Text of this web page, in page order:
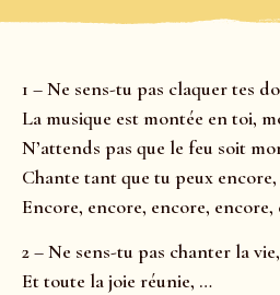
1 – Ne sens-tu pas claquer tes
La musique est montée en toi,
N’attends pas que le feu soit
Chante tant que tu peux
Encore, encore, encore, encore,
2 – Ne sens-tu pas chanter la
Et toute la joie réunie, …